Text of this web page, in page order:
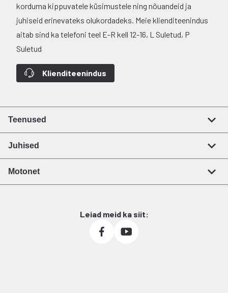
korduma kippuvatele küsimustele ning nõuandeid ja
juhiseid erinevateks olukordadeks. Meie klienditeenindus
aitab sind ka telefoni teel E-R kell 12-16, L Suletud, P
Suletud
Klienditeenindus
Teenused
Juhised
Motonet
Leiad meid ka siit: